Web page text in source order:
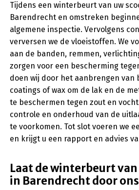
Tijdens een winterbeurt van uw
Barendrecht en omstreken
algemene inspectie. Vervolgens
verversen we de vloeistoffen. We
aan de banden, remmen,
zorgen voor een bescherming
doen wij door het aanbrengen van
coatings of wax om de lak en de
te beschermen tegen zout en
controle en onderhoud van de
te voorkomen. Tot slot voeren we
en krijgt u een rapport en advies
Laat de winterbeurt
in Barendrecht door